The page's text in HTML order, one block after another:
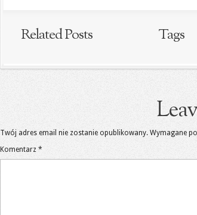
Related Posts Tags
Twój adres email nie zostanie opublikowany. Wymagane
Komentarz *